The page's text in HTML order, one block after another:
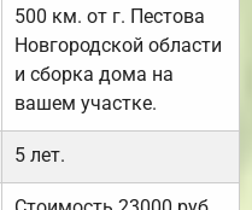
500 км. от г. Пестова
Новгородской области
и сборка дома на
вашем участке.
5 лет.